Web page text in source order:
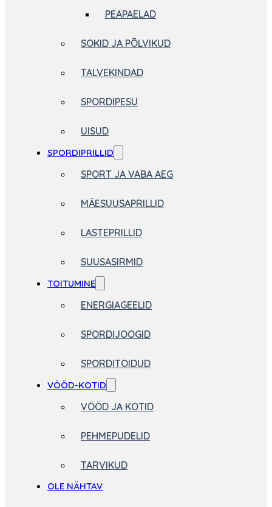
PEAPAELAD
SOKID JA PÕLVIKUD
TALVEKINDAD
SPORDIPESU
UISUD
SPORDIPRILLID
SPORT JA VABA AEG
MÄESUUSAPRILLID
LASTEPRILLID
SUUSASIRMID
TOITUMINE
ENERGIAGEELID
SPORDIJOOGID
SPORDITOIDUD
VÖÖD-KOTID
VÖÖD JA KOTID
PEHMEPUDELID
TARVIKUD
OLE NÄHTAV